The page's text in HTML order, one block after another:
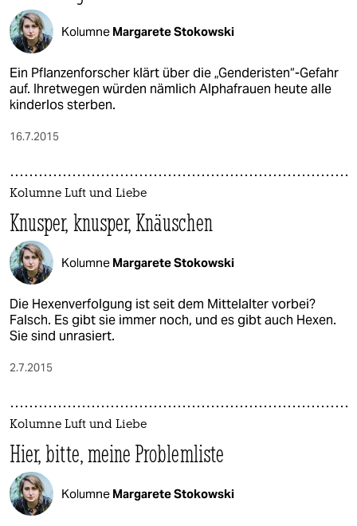
Kolumne Margarete Stokowski
Ein Pflanzenforscher klärt über die „Genderisten“-Gefahr
auf. Ihretwegen würden nämlich Alphafrauen heute alle
kinderlos sterben.
16.7.2015
Kolumne Luft und Liebe
Knusper, knusper, Knäuschen
Kolumne Margarete Stokowski
Die Hexenverfolgung ist seit dem Mittelalter vorbei?
Falsch. Es gibt sie immer noch, und es gibt auch Hexen.
Sie sind unrasiert.
2.7.2015
Kolumne Luft und Liebe
Hier, bitte, meine Problemliste
Kolumne Margarete Stokowski